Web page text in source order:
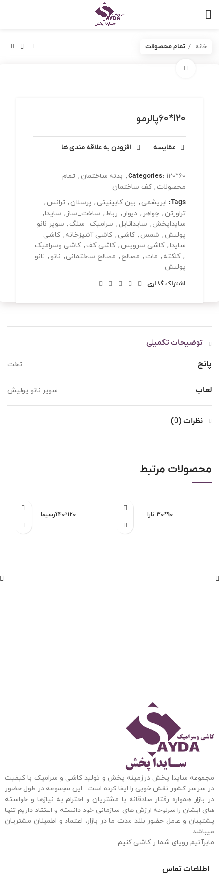
خانه تمام محصولات
120*60پالرمو
مقایسه افزودن به علاقه مندی ها
Categories: 120*60
, بدنه ساختمان , تمام
محصولات , کف ساختمان
Tags: ابریشمی , بین کابینیتی , پرسلان , ترانس ,
تراورتن , جواهر , دیوار , رباط, ساخت_ساز , سایدا,
سایداپخش , سایداتایل , سرامیک , سنگ , سوپر نانو
پولیش , شمس , کاشی , کاشی آشپزخانه , کاشی
سایدا, کاشی سرویس , کاشی کف , کاشی وسرامیک
, کلکته , مات , مصالح , مصالح ساختمانی , نانو , نانو
پولیش
اشتراک گذاری
توضیحات تکمیلی
پانچ تخت
لعاب سوپر نانو پولیش
نظرات (0)
محصولات مرتبط
90*30 تارا 120*40آرسیما
مجموعه سایدا پخش درزمینه پخش و تولید کاشی و سرامیک با کیفیت
در سراسر کشور نقش خوبی را ایفا کرده است. این مجموعهدر طول حضور
در بازار همواره رفتار صادقانه با مشتریان و احترام به نیازها و خواسته
های ایشان را سرلوحه ارزش های سازمانی خود دانسته و اعتقاد داریم تنها
پشتیبان و عامل حضور بلند مدت ما در بازار، اعتماد و اطمینان مشتریان
میباشد.
مابرآنیم رویای شما را کاشی کنیم
اطلاعات تماس